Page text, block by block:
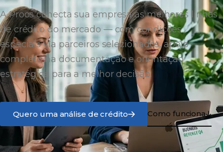
A Proos conecta sua empresa às melhores linhas
de crédito do mercado — com condições
especiais via parceiros selecionados, apoio
completo na documentação e orientação
estratégica para a melhor decisão.
Quero uma análise de crédito Como funciona